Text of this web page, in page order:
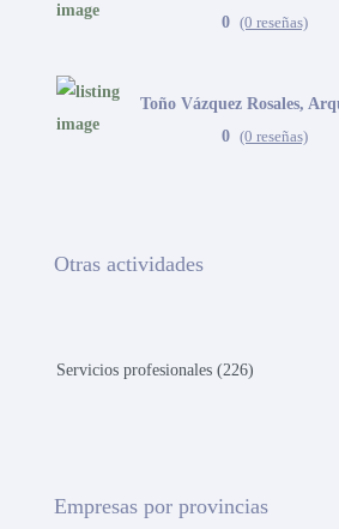
0 (0 reseñas)
0 (0 reseñas)
Otras actividades
Servicios profesionales (226)
Empresas por provincias